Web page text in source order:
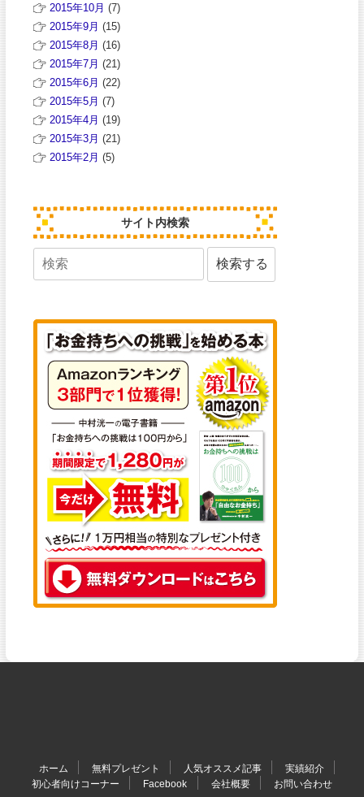
2015年10月 (7)
2015年9月 (15)
2015年8月 (16)
2015年7月 (21)
2015年6月 (22)
2015年5月 (7)
2015年4月 (19)
2015年3月 (21)
2015年2月 (5)
サイト内検索
ホーム 無料プレゼント 人気オススメ記事
実績紹介
初心者向けコーナー
Facebook 会社概要 お問い合わせ